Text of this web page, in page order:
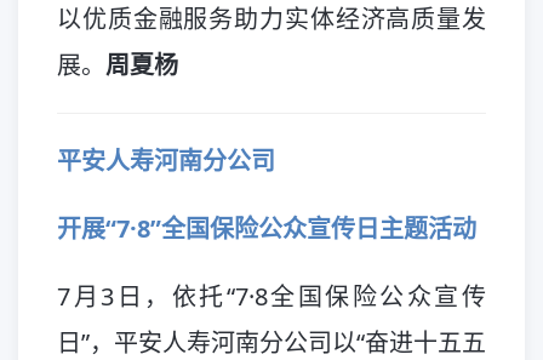
以优质金融服务助力实体经济高质量发
展。 周夏杨
平安人寿河南分公司
开展“7·8”全国保险公众宣传日主题活动
7月3日，依托“7·8全国保险公众宣传
日”，平安人寿河南分公司以“奋进十五五